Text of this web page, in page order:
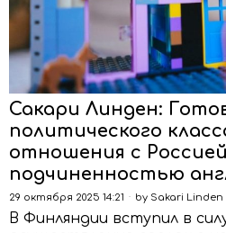
Сакари Линден:
политического
отношения с
подчиненностью
29 октября 2025 14:21 by Sakari Linden
В Финляндии вступил в